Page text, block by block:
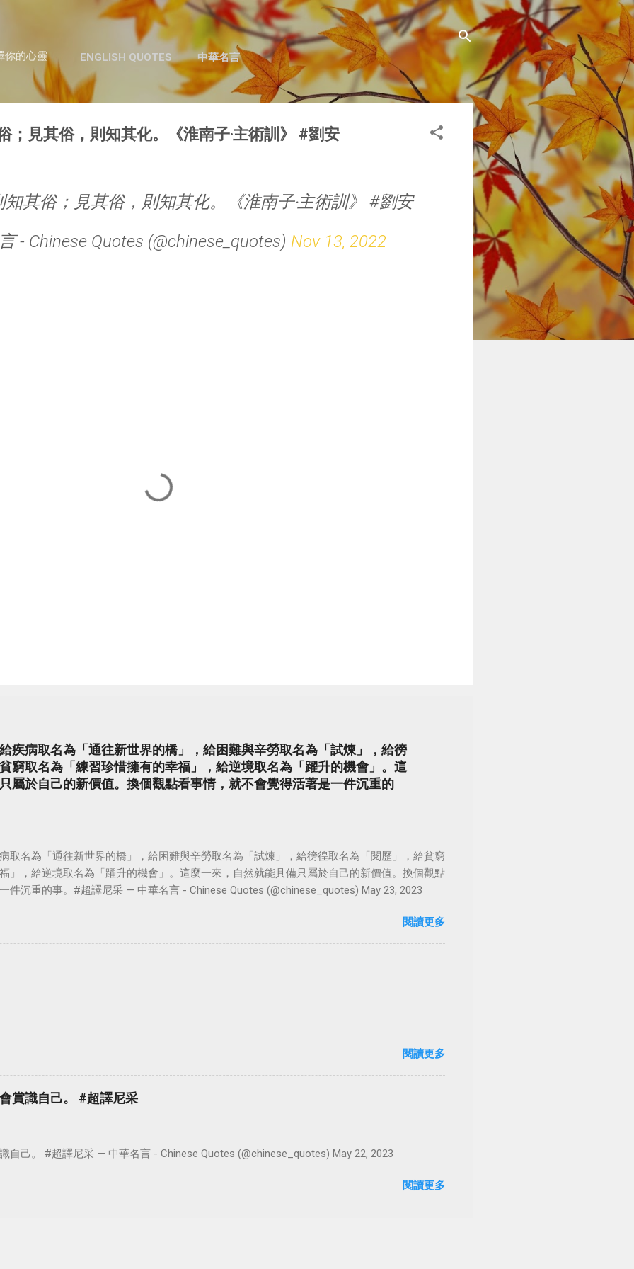
跳至主要內容
你的心靈 ENGLISH QUOTES 中華名言
；見其俗，則知其化。《淮南子‧主術訓》 #劉安
其俗；見其俗，則知其化。《淮南子‧主術訓》 #劉安
- Chinese Quotes (@chinese_quotes) Nov 13, 2022
疾病取名為「通往新世界的橋」，給困難與辛勞取名為「試煉」，給徬
窮取名為「練習珍惜擁有的幸福」，給逆境取名為「躍升的機會」。這
屬於自己的新價值。換個觀點看事情，就不會覺得活著是一件沉重的
取名為「通往新世界的橋」，給困難與辛勞取名為「試煉」，給徬徨取名為「閱歷」，給貧窮
」，給逆境取名為「躍升的機會」。這麼一來，自然就能具備只屬於自己的新價值。換個觀點
件沉重的事。#超譯尼采 — 中華名言 - Chinese Quotes (@chinese_quotes) May 23, 2023
閱讀更多
閱讀更多
賞識自己。 #超譯尼采
自己。 #超譯尼采 — 中華名言 - Chinese Quotes (@chinese_quotes) May 22, 2023
閱讀更多